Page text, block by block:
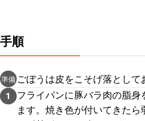
手順
準備 ごぼうは皮をこそげ落として
1
フライパンに豚バラ肉の脂
ます。焼き色が付いてきた